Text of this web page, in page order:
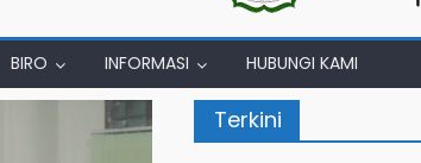
BIRO INFORMASI HUBUNGI KAMI
Terkini